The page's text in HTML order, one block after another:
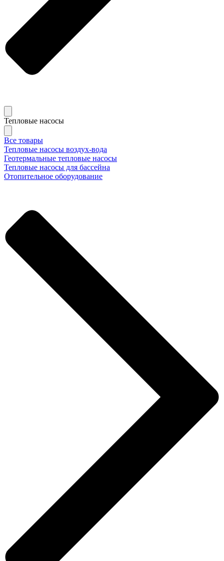
Тепловые насосы
Все товары
Тепловые насосы воздух-вода
Геотермальные тепловые насосы
Тепловые насосы для бассейна
Отопительное оборудование